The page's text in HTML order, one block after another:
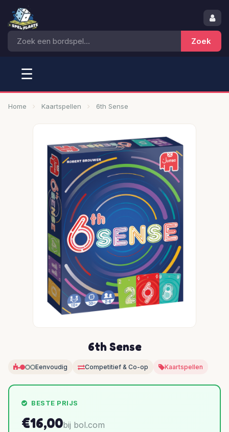
☰
Home Kaartspellen 6th Sense
6th Sense
Eenvoudig Competitief & Co-op Kaartspellen
BESTE PRIJS
€16,00bij bol.com